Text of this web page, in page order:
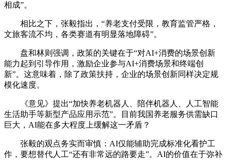
相成”。
相比之下，张毅指出，“养老支付受限，教育监管严格，
文旅客流不均，各类赛道有明显落地障碍”。
盘和林则强调，政策的关键在于“对AI+消费的场景创新
能力起到引导作用，激励企业参与AI+消费场景和终端创
新”。这意味着，除了政策扶持，企业的场景创新同样决定规
模化速度。
《意见》提出“加快养老机器人、陪伴机器人、人工智能
生活助手等新型产品应用示范”。目前我国养老服务供需缺口
巨大，AI能在多大程度上缓解这一矛盾？
张毅的观点务实而审慎：AI仅能辅助完成标准化看护工
作，要想替代人工“还有非常远的路要走”。AI的价值在于弥补